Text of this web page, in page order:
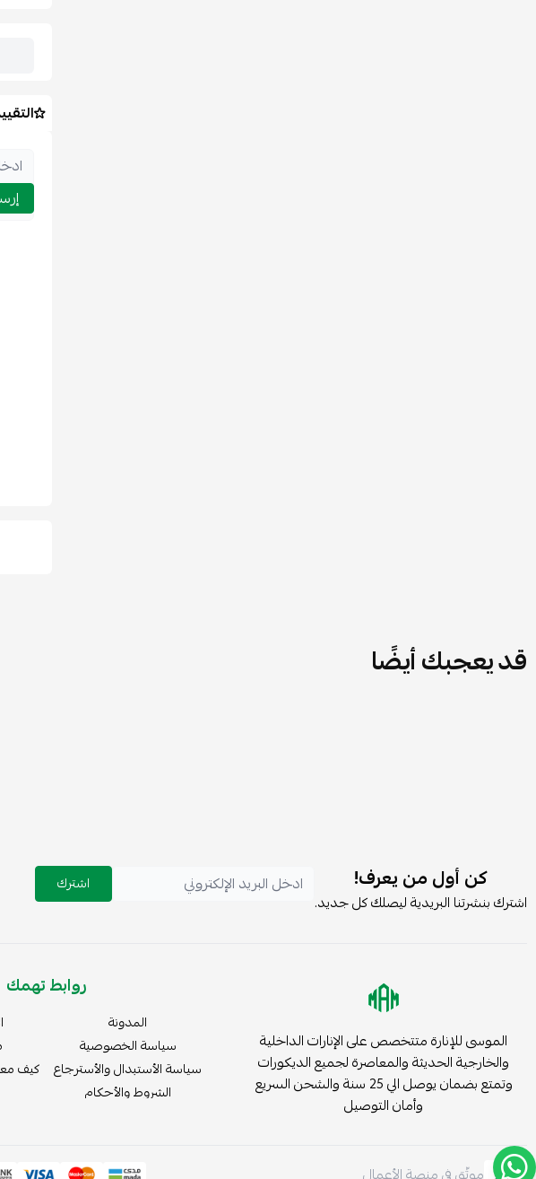
قد يعجبك أيضًا
كن أول من يعرف!
اشترك بنشرتنا البريدية ليصلك كل جديد.
اشترك
الموسى للإنارة متتخصص على الإنارات الداخلية
والخارجية الحديثة والمعاصرة لجميع الديكورات
وتمتع بضمان يوصل الي 25 سنة والشحن السريع
وأمان التوصيل
روابط تهمك
المدونة
سياسة الخصوصية
سياسة الأستبدال والأسترجاع
الشروط والأحكام
كيف